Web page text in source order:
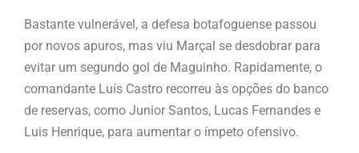
Bastante vulnerável, a defesa botafoguense passou
por novos apuros, mas viu Marçal se desdobrar para
evitar um segundo gol de Maguinho. Rapidamente, o
comandante Luís Castro recorreu às opções do banco
de reservas, como Junior Santos, Lucas Fernandes e
Luis Henrique, para aumentar o ímpeto ofensivo.